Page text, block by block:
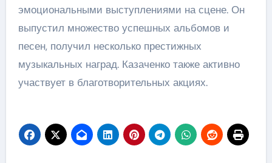
эмоциональными выступлениями на сцене. Он
выпустил множество успешных альбомов и
песен, получил несколько престижных
музыкальных наград. Казаченко также активно
участвует в благотворительных акциях.